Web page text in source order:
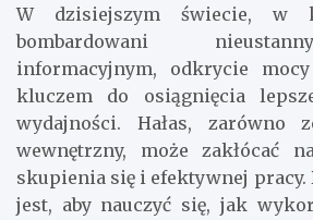
W dzisiejszym świecie, w
bombardowani
informacyjnym, odkrycie mocy
kluczem do osiągnięcia
wydajności. Hałas, zarówno
wewnętrzny, może zakłócać
skupienia się i efektywnej pracy.
jest, aby nauczyć się, jak